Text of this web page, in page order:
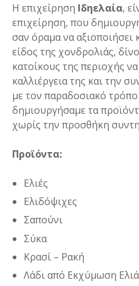
Η επιχείρηση Ιδηελαία,
επιχείρηση, που
σαν όραμα να αξιοποιήσει
είδος της χονδρολιάς,
κατοίκους της περιοχής
καλλιέργεια της και την
με τον παραδοσιακό τρόπο
δημιουργήσαμε τα
χωρίς την προσθήκη
Προϊόντα:
Ελιές
Ελιδόψιχες
Σαπούνι
Σύκα
Κρασί – Ρακή
Λάδι από Εκχύμωση